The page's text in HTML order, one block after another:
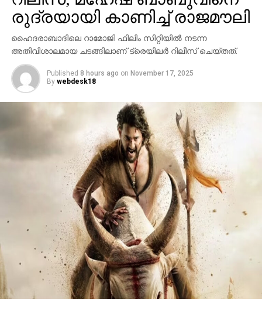
രുദ്രയായി കാണിച്ച് രാജമൗലി
ഹൈദരാബാദിലെ റാമോജി ഫിലിം സിറ്റിയില്‍ നടന്ന
അതിവിശാലമായ ചടങ്ങിലാണ് ട്രെയിലര്‍ റിലീസ് ചെയ്തത്.
Published 8 hours ago on November 17, 2025
By webdesk18